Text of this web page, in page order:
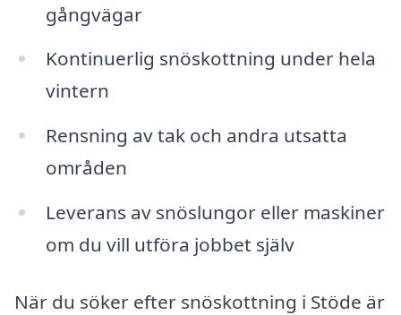
gångvägar
Kontinuerlig snöskottning under hela
vintern
Rensning av tak och andra utsatta
områden
Leverans av snöslungor eller maskiner
om du vill utföra jobbet själv
När du söker efter snöskottning i Stöde är